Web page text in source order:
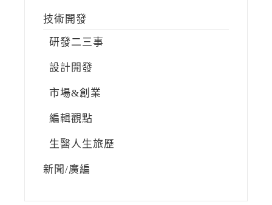
技術開發
研發二三事
設計開發
市場&創業
編輯觀點
生醫人生旅歷
新聞/廣編